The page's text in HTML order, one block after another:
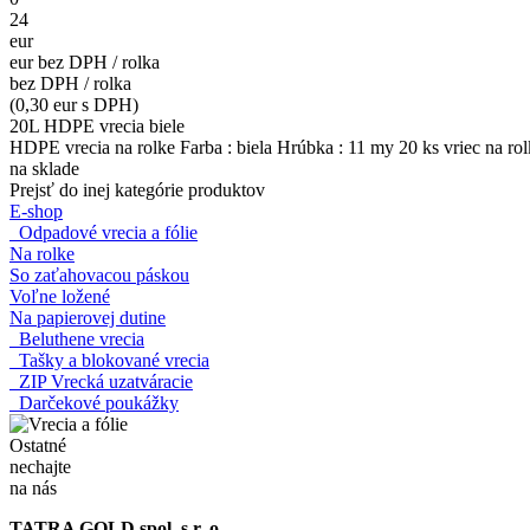
24
eur
eur bez DPH / rolka
bez DPH / rolka
(0,30 eur s DPH)
20L HDPE vrecia biele
HDPE vrecia na rolke Farba : biela Hrúbka : 11 my 20 ks vriec na
na sklade
Prejsť do inej kategórie produktov
E-shop
Odpadové vrecia a fólie
Na rolke
So zaťahovacou páskou
Voľne ložené
Na papierovej dutine
Beluthene vrecia
Tašky a blokované vrecia
ZIP Vrecká uzatváracie
Darčekové poukážky
Ostatné
nechajte
na nás